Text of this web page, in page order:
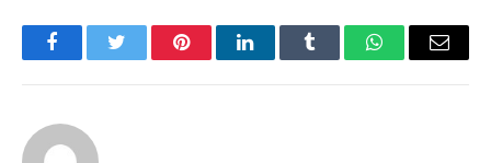
FacebookTwitter PinterestLinkedInTumblr WhatsAppEmail